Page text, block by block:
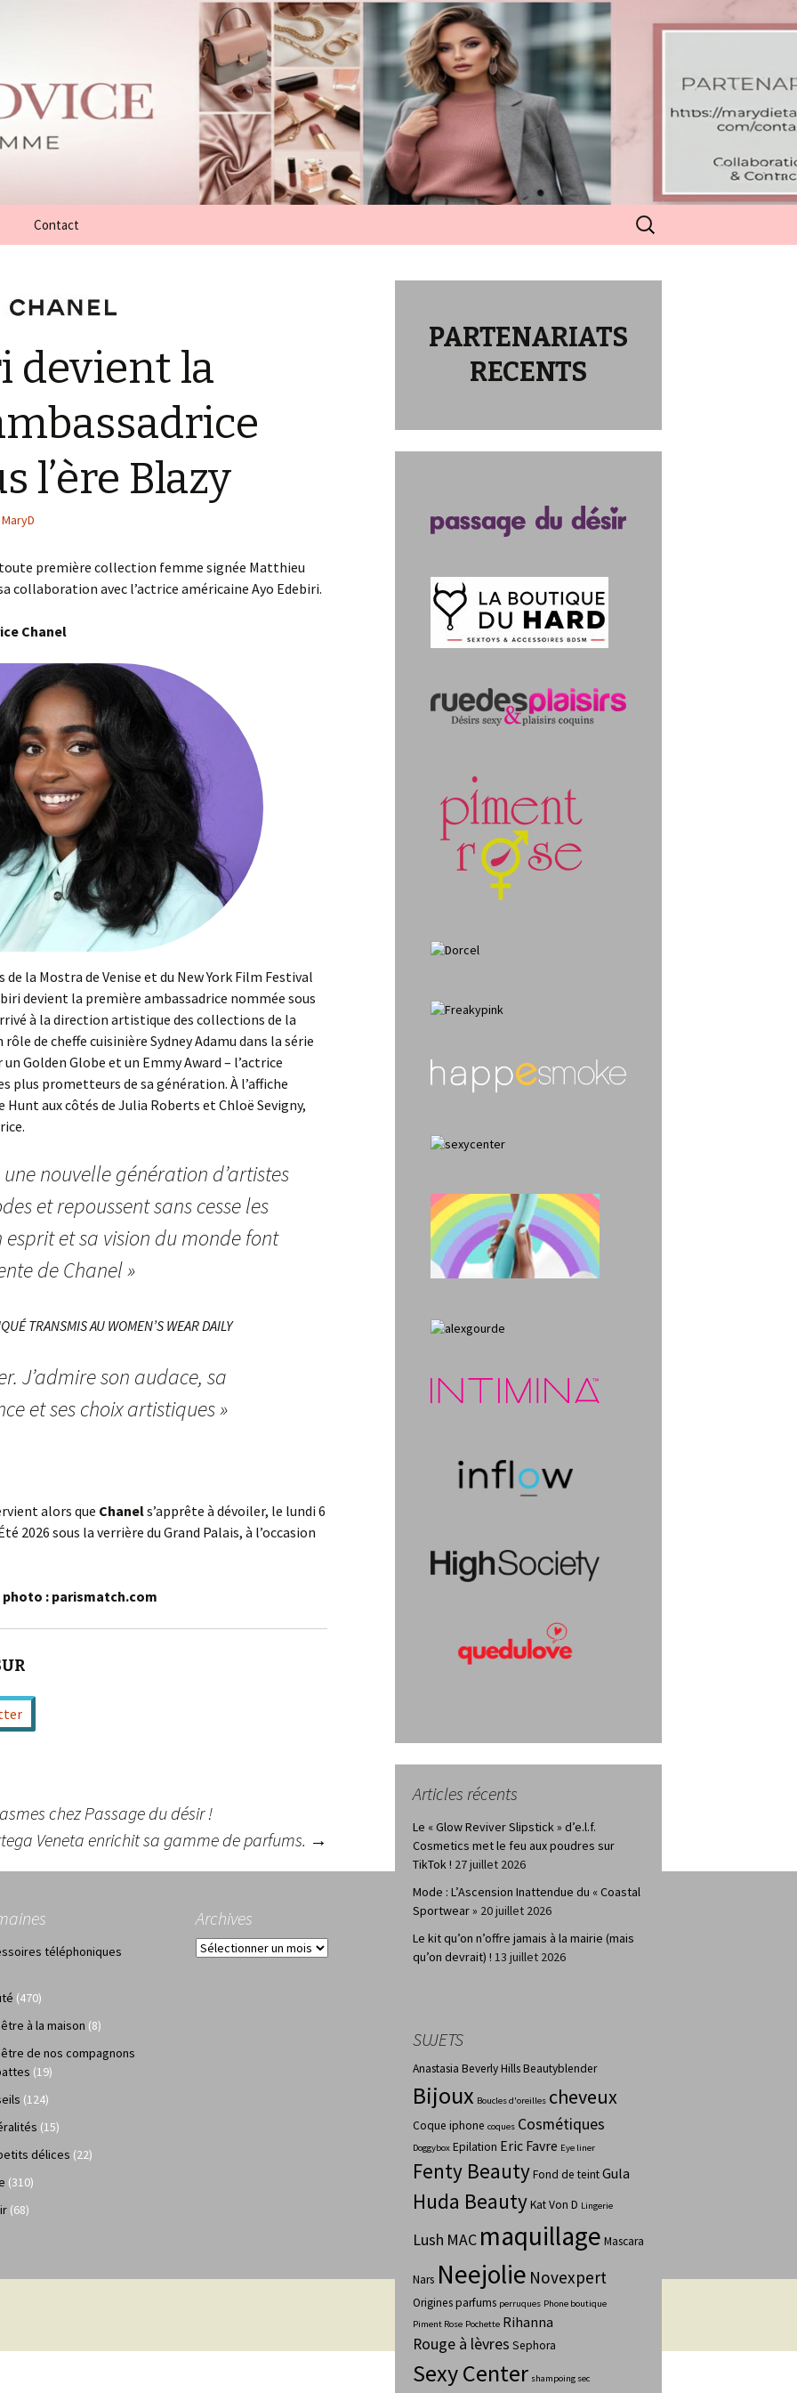
Contact
Rechercher :
devient la
l’ère Blazy
MaryD
première collection femme signée Matthieu
collaboration avec l’actrice américaine Ayo Edebiri.
Chanel
la Mostra de Venise et du New York Film Festival
devient la première ambassadrice nommée sous
à la direction artistique des collections de la
de cheffe cuisinière Sydney Adamu dans la série
Golden Globe et un Emmy Award – l’actrice
plus prometteurs de sa génération. À l’affiche
aux côtés de Julia Roberts et Chloë Sevigny,
nouvelle génération d’artistes
et repoussent sans cesse les
esprit et sa vision du monde font
de Chanel »
TRANSMIS AU WOMEN’S WEAR DAILY
J’admire son audace, sa
et ses choix artistiques »
alors que Chanels’apprête à dévoiler, le lundi 6
2026 sous la verrière du Grand Palais, à l’occasion
photo : parismatch.com
chez Passage du désir !
Veneta enrichit sa gamme de parfums. →
PARTENARIATS
RECENTS
Articles récents
Le « Glow Reviver Slipstick » d’e.l.f.
Cosmetics met le feu aux poudres sur
TikTok ! 27 juillet 2026
Mode : L’Ascension Inattendue du « Coastal
Sportwear » 20 juillet 2026
Le kit qu’on n’offre jamais à la mairie (mais
qu’on devrait) ! 13 juillet 2026
SUJETS
Anastasia Beverly HillsBeautyblender
Bijoux Boucles d'oreilles cheveux
Coque iphone coques Cosmétiques
Doggybox Epilation Eric Favre Eye liner
Fenty BeautyFond de teintGula
Huda BeautyKat Von D Lingerie
Lush MAC maquillage Mascara
Nars Neejolie Novexpert
Origines parfums perruques Phone boutique
Piment Rose Pochette Rihanna
Rouge à lèvres Sephora
Sexy Center shampoing sec
téléphoniques
(470)
à la maison (8)
de nos compagnons
(19)
(124)
(15)
délices (22)
(310)
(68)
Archives
Archives